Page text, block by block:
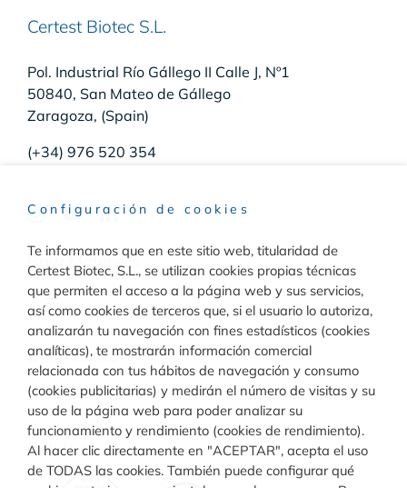
Certest Biotec S.L.
Pol. Industrial Río Gállego II Calle J, Nº1
50840, San Mateo de Gállego
Zaragoza, (Spain)
(+34) 976 520 354
Raw Materials
Toggle
Navigation
Materiales para inmunodiagnóstico
Materiales para diagnóstico molecular
Diagnóstico
Toggle
Navigation
Rapid Test
Calidad
Configuración de cookies
Te informamos que en este sitio web, titularidad de
Certest Biotec, S.L., se utilizan cookies propias técnicas
que permiten el acceso a la página web y sus servicios,
así como cookies de terceros que, si el usuario lo autoriza,
analizarán tu navegación con fines estadísticos (cookies
analíticas), te mostrarán información comercial
relacionada con tus hábitos de navegación y consumo
(cookies publicitarias) y medirán el número de visitas y su
uso de la página web para poder analizar su
funcionamiento y rendimiento (cookies de rendimiento).
Al hacer clic directamente en "ACEPTAR", acepta el uso
de TODAS las cookies. También puede configurar qué